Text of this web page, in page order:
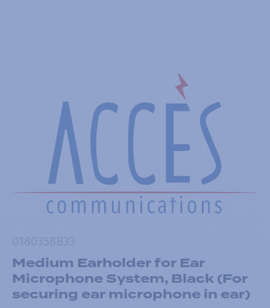
Medium Earholder for Ear
Microphone System, Black (For
securing ear microphone in ear)